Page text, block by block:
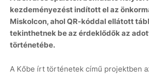
kezdeményezést indított el az
Miskolcon, ahol QR-kóddal ellátott
tekinthetnek be az érdeklődők az
történetébe.
A Kőbe írt történetek című projektben